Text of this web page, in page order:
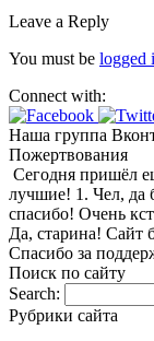
Leave a Reply
You must be logged
Connect with:
Наша группа
Пожертвования
Сегодня пришёл
лучшие! 1. Чел, да
спасибо! Очень
Да, старина! Сайт
Спасибо за
Поиск по сайту
Search:
Рубрики сайта